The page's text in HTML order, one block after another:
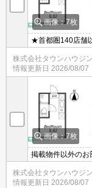
画像：7枚
★首都圏140店舗
沢店へ★
株式会社タウンハウジ
情報更新日 2026/08/07
画像：7枚
掲載物件以外のお
丁寧にご対応させ
す！お気軽にお
株式会社タウンハウジ
情報更新日 2026/08/07